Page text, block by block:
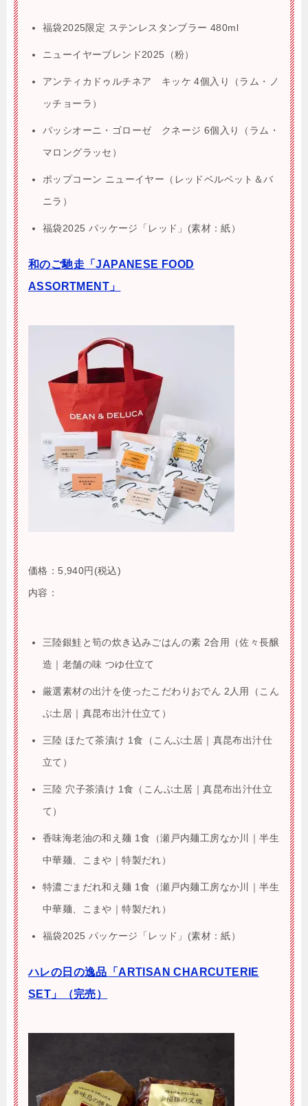
福袋2025限定 ステンレスタンブラー 480ml
ニューイヤーブレンド2025（粉）
アンティカドゥルチネア キッケ 4個入り（ラム・ノ
ッチョーラ）
パッシオーニ・ゴローゼ クネージ 6個入り（ラム・
マロングラッセ）
ポップコーン ニューイヤー（レッドベルベット＆バ
ニラ）
福袋2025 パッケージ「レッド」(素材：紙）
和のご馳走「JAPANESE FOOD
ASSORTMENT」
価格：5,940円 (税込)
内容：
三陸銀鮭と筍の炊き込みごはんの素 2合用（佐々長醸
造｜老舗の味 つゆ仕立て
厳選素材の出汁を使ったこだわりおでん 2人用（こん
ぶ土居｜真昆布出汁仕立て）
三陸 ほたて茶漬け 1食（こんぶ土居｜真昆布出汁仕
立て）
三陸 穴子茶漬け 1食（こんぶ土居｜真昆布出汁仕立
て）
香味海老油の和え麺 1食（瀬戸内麺工房なか川｜半生
中華麺、こまや｜特製だれ）
特濃ごまだれ和え麺 1食（瀬戸内麺工房なか川｜半生
中華麺、こまや｜特製だれ）
福袋2025 パッケージ「レッド」(素材：紙）
ハレの日の逸品「ARTISAN CHARCUTERIE
SET」（完売）